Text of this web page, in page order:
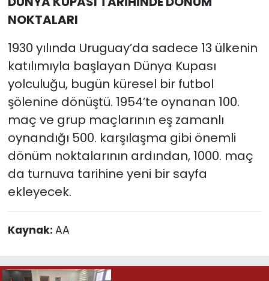
NOKTALARI
1930 yılında Uruguay’da sadece 13 ülkenin
katılımıyla başlayan Dünya Kupası
yolculuğu, bugün küresel bir futbol
şölenine dönüştü. 1954’te oynanan 100.
maç ve grup maçlarının eş zamanlı
oynandığı 500. karşılaşma gibi önemli
dönüm noktalarının ardından, 1000. maç
da turnuva tarihine yeni bir sayfa
ekleyecek.
Kaynak: AA